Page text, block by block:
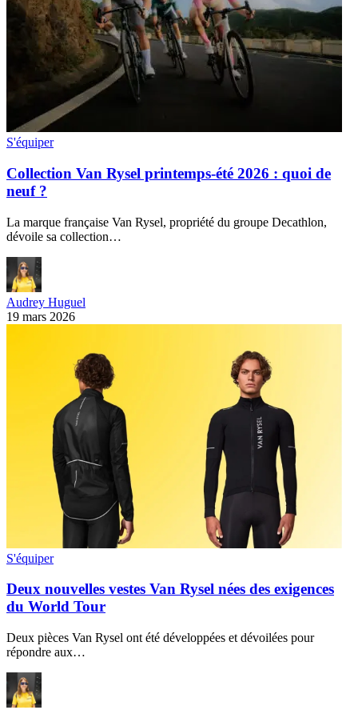
S'équiper
Collection Van Rysel printemps-été 2026 : quoi de
neuf ?
La marque française Van Rysel, propriété du groupe Decathlon,
dévoile sa collection…
Audrey Huguel
19 mars 2026
S'équiper
Deux nouvelles vestes Van Rysel nées des exigences
du World Tour
Deux pièces Van Rysel ont été développées et dévoilées pour
répondre aux…